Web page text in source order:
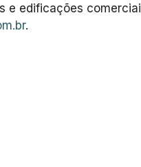
e edificações
.